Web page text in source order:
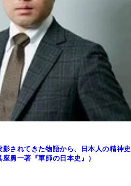
されてきた物語から、日本人の精神史
勇一著『軍師の日本史』）